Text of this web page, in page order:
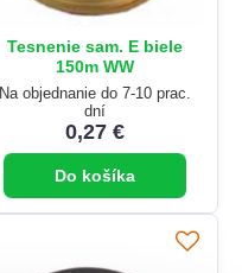
Tesnenie sam. E biele
150m WW
Na objednanie do 7-10 prac.
dní
0,27 €
Do košíka